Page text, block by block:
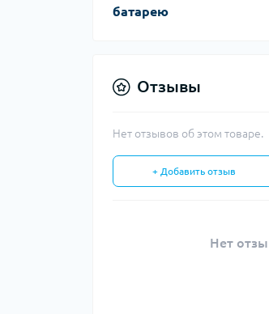
батарею
Отзывы
Нет отзывов об этом товаре.
+ Добавить отзыв
Нет